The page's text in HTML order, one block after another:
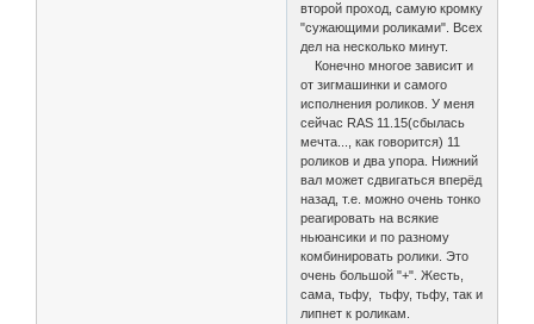
второй проход, самую кромку
"сужающими роликами". Всех
дел на несколько минут.
Конечно многое зависит и
от зигмашинки и самого
исполнения роликов. У меня
сейчас RAS 11.15(сбылась
мечта..., как говорится) 11
роликов и два упора. Нижний
вал может сдвигаться вперёд
назад, т.е. можно очень тонко
реагировать на всякие
ньюансики и по разному
комбинировать ролики. Это
очень большой "+". Жесть,
сама, тьфу, тьфу, тьфу, так и
липнет к роликам.